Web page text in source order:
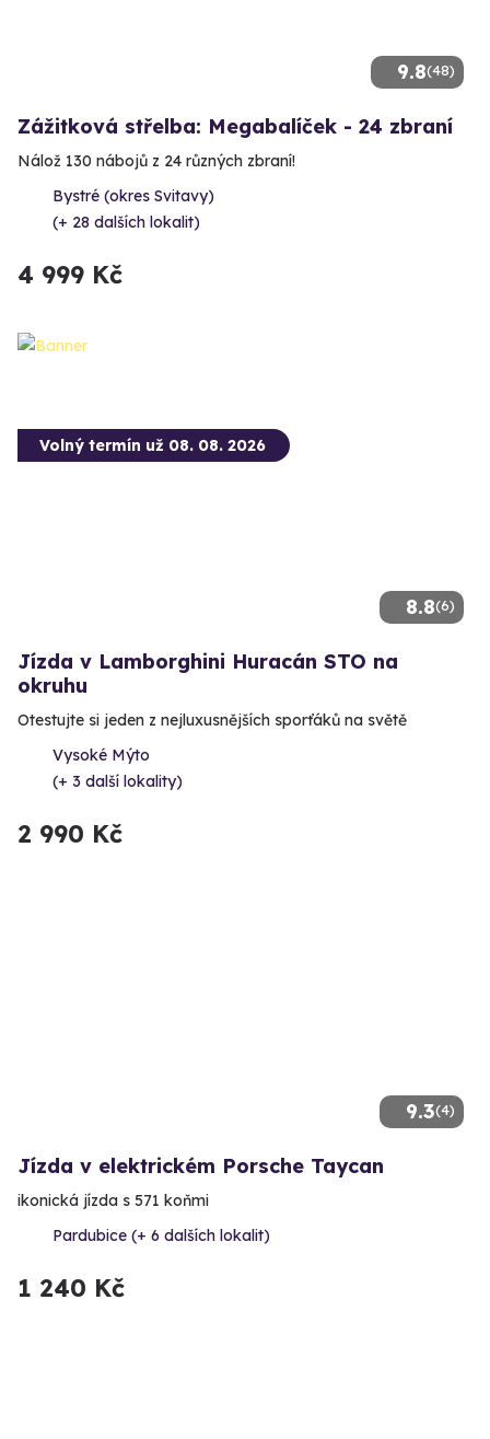
9.8(48)
Zážitková střelba: Megabalíček - 24 zbraní
Nálož 130 nábojů z 24 různých zbraní!
Bystré (okres Svitavy)
(+ 28 dalších lokalit)
4 999 Kč
8.8(6)
Volný termín už 08. 08. 2026
Jízda v Lamborghini Huracán STO na
okruhu
Otestujte si jeden z nejluxusnějších sporťáků na světě
Vysoké Mýto
(+ 3 další lokality)
2 990 Kč
9.3(4)
Jízda v elektrickém Porsche Taycan
ikonická jízda s 571 koňmi
Pardubice (+ 6 dalších lokalit)
1 240 Kč